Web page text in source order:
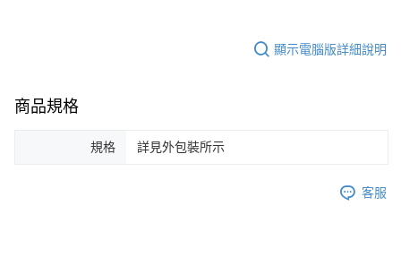
顯示電腦版詳細說明
商品規格
規格 詳見外包裝所示
客服